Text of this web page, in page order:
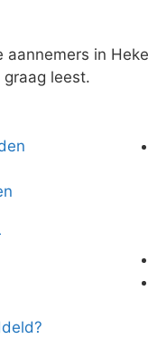
in
leest.